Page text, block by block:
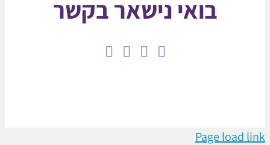
בואי נישאר בקשר
Page